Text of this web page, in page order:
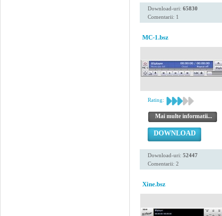
Download-uri: 65830
Comentarii: 1
MC-1.bsz
Rating:
Mai multe informatii...
DOWNLOAD
Download-uri: 52447
Comentarii: 2
Xine.bsz